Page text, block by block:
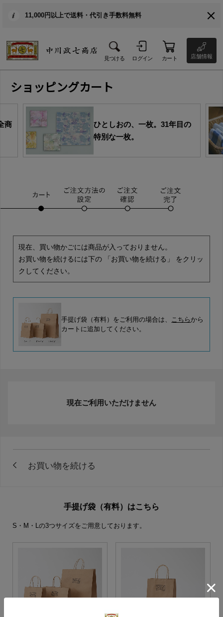
11,000円以上で送料・代引き手数料無料
見つける ログイン カート 店舗情報
ショッピングカート
商
ひとしおの、一枚。31年目の
特別な一枚。
現在、買い物かごには商品が入っておりません。
お買い物を続けるには下の 「お買い物を続ける」 をクリッ
クしてください。
手提げ袋（有料）をご利用の場合は、 こちらから
カートに追加してください。
現在ご利用いただけません
手提げ袋（有料）はこちら
S・M・Lの3つサイズをご用意しております。